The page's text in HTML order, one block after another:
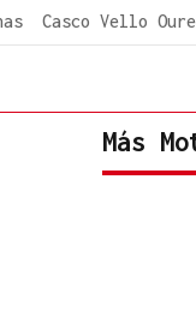
Casco Vello
Más